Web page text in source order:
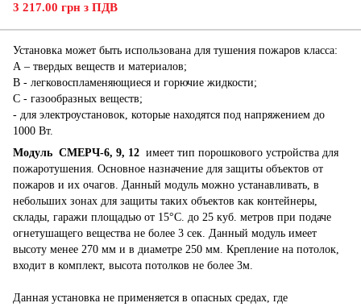
3 217.00 грн з ПДВ
Установка может быть использована для тушения пожаров класса:
А – твердых веществ и материалов;
В - легковоспламеняющиеся и горючие жидкости;
С - газообразных веществ;
- для электроустановок, которые находятся под напряжением до
1000 Вт.
Модуль СМЕРЧ-6, 9, 12 имеет тип порошкового устройства для
пожаротушения. Основное назначение для защиты объектов от
пожаров и их очагов. Данный модуль можно устанавливать, в
небольших зонах для защиты таких объектов как контейнеры,
склады, гаражи площадью от 15°С. до 25 куб. метров при подаче
огнетушащего вещества не более 3 сек. Данный модуль имеет
высоту менее 270 мм и в диаметре 250 мм. Крепление на потолок,
входит в комплект, высота потолков не более 3м.
Данная установка не применяется в опасных средах, где